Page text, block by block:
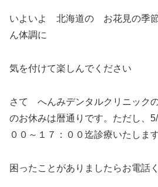
いよいよ 北海道の お花見の季
ん体調に
気を付けて楽しんでください
さて へんみデンタルクリニック
のお休みは暦通りです。ただし、
００～１７：００迄診療いたします
困ったことがありましたらお電話